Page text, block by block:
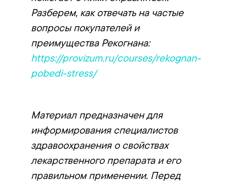
Разберем, как отвечать на частые
вопросы покупателей и
преимущества Рекогнана:
https://provizum.ru/courses/rekognan-
pobedi-stress/
Материал предназначен для
информирования специалистов
здравоохранения о свойствах
лекарственного препарата и его
правильном применении. Перед